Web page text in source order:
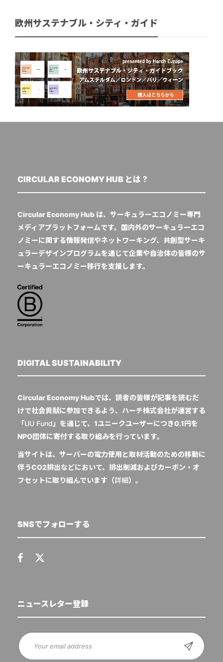
欧州サステナブル・シティ・ガイド
CIRCULAR ECONOMY HUB とは？
Circular Economy Hub は、サーキュラーエコノミー専門
メディアプラットフォームです。国内外のサーキュラーエコ
ノミーに関する情報発信やネットワーキング、共創型サーキ
ュラーデザインプログラムを通じて企業や自治体の皆様のサ
ーキュラーエコノミー移行を支援します。
DIGITAL SUSTAINABILITY
Circular Economy Hubでは、読者の皆様が記事を読むだ
けで社会貢献に参加できるよう、ハーチ株式会社が運営する
「UU Fund 」を通じて、1ユニークユーザーにつき0.1円を
NPO団体に寄付する取り組みを行っています。
当サイトは、サーバーの電力使用と取材活動のための移動に
伴うCO2排出などにおいて、排出削減およびカーボン・オ
フセットに取り組んでいます（詳細）。
SNSでフォローする
ニュースレター登録